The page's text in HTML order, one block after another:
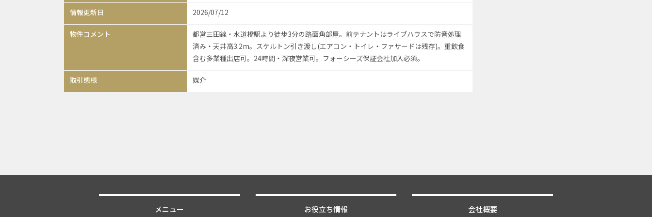
情報更新日 2026/07/12
物件コメント
都営三田線・水道橋駅より徒歩3分の路面角部屋。前テナントはライブハウスで防音処理
済み・天井高3.2m。スケルトン引き渡し(エアコン・トイレ・ファサードは残存)。重飲食
含む多業種出店可。24時間・深夜営業可。フォーシーズ保証会社加入必須。
取引態様 媒介
メニュー お役立ち情報 会社概要